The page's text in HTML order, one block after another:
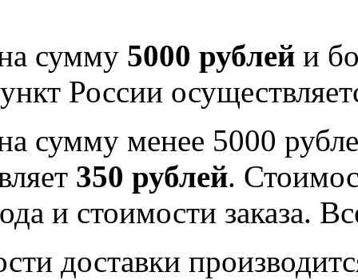
сумму 5000 рублей и
России
сумму менее 5000
350 рублей.
и стоимости заказа.
доставки